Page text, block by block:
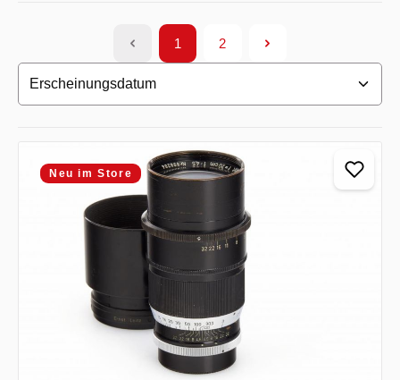
Seite
1
Seite
2
Neu im Store